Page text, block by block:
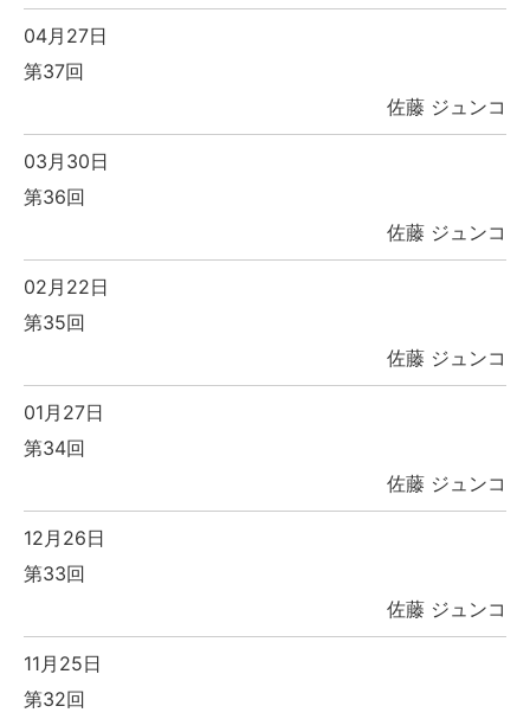
04月27日
第37回
佐藤 ジュンコ
03月30日
第36回
佐藤 ジュンコ
02月22日
第35回
佐藤 ジュンコ
01月27日
第34回
佐藤 ジュンコ
12月26日
第33回
佐藤 ジュンコ
11月25日
第32回